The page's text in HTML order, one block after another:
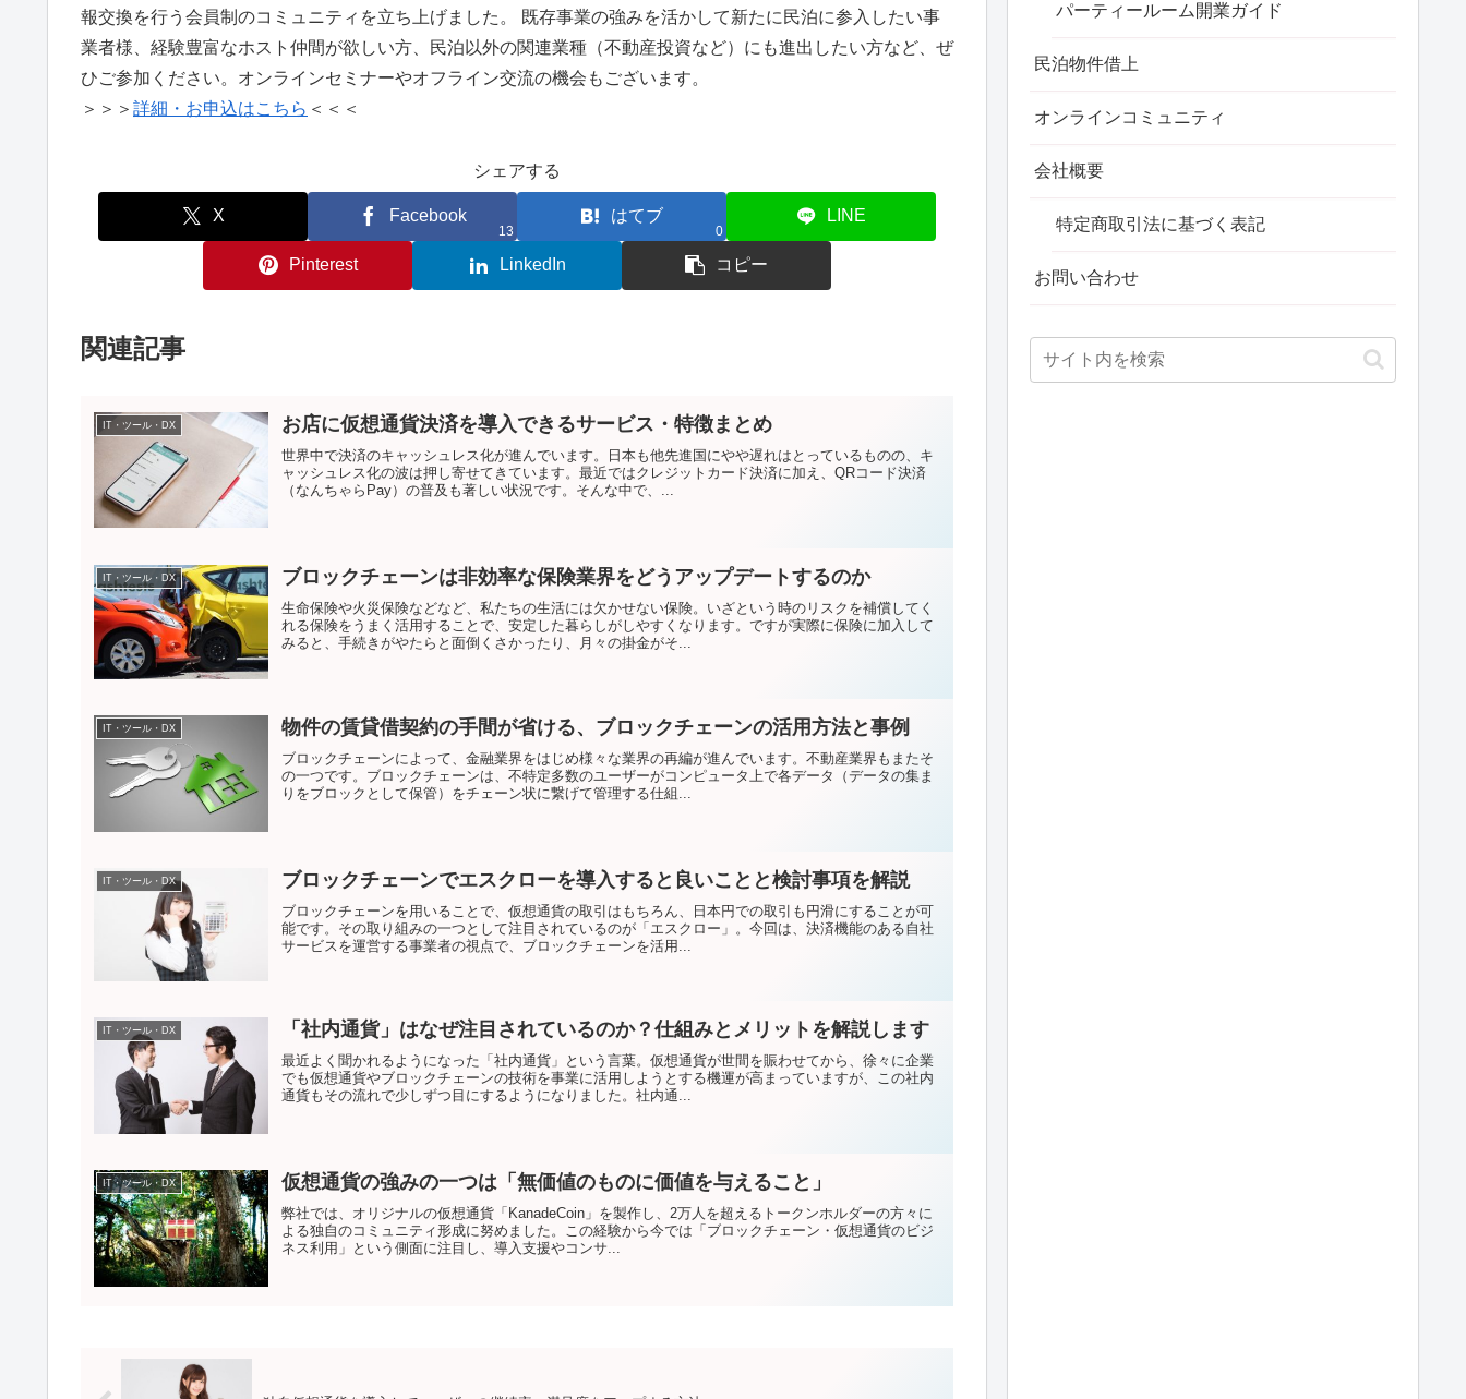
報交換を行う会員制のコミュニティを立ち上げました。 既存事業の強みを活かして新たに民泊に参入したい事
業者様、経験豊富なホスト仲間が欲しい方、民泊以外の関連業種（不動産投資など）にも進出したい方など、ぜ
ひご参加ください。オンラインセミナーやオフライン交流の機会もございます。
＞＞＞ 詳細・お申込はこちら ＜＜＜
シェアする
X Facebook
13
はてブ
0
LINE
Pinterest LinkedIn コピー
関連記事
IT・ツール・DX お店に仮想通貨決済を導入できるサービス・特徴まとめ
世界中で決済のキャッシュレス化が進んでいます。日本も他先進国にやや遅れはとっているものの、キ
ャッシュレス化の波は押し寄せてきています。最近ではクレジットカード決済に加え、QRコード決済
（なんちゃらPay）の普及も著しい状況です。そんな中で、...
IT・ツール・DX ブロックチェーンは非効率な保険業界をどうアップデートするのか
生命保険や火災保険などなど、私たちの生活には欠かせない保険。いざという時のリスクを補償してく
れる保険をうまく活用することで、安定した暮らしがしやすくなります。ですが実際に保険に加入して
みると、手続きがやたらと面倒くさかったり、月々の掛金がそ...
IT・ツール・DX 物件の賃貸借契約の手間が省ける、ブロックチェーンの活用方法と事例
ブロックチェーンによって、金融業界をはじめ様々な業界の再編が進んでいます。不動産業界もまたそ
の一つです。ブロックチェーンは、不特定多数のユーザーがコンピュータ上で各データ（データの集ま
りをブロックとして保管）をチェーン状に繋げて管理する仕組...
IT・ツール・DX ブロックチェーンでエスクローを導入すると良いことと検討事項を解説
ブロックチェーンを用いることで、仮想通貨の取引はもちろん、日本円での取引も円滑にすることが可
能です。その取り組みの一つとして注目されているのが「エスクロー」。今回は、決済機能のある自社
サービスを運営する事業者の視点で、ブロックチェーンを活用...
IT・ツール・DX 「社内通貨」はなぜ注目されているのか？仕組みとメリットを解説します
最近よく聞かれるようになった「社内通貨」という言葉。仮想通貨が世間を賑わせてから、徐々に企業
でも仮想通貨やブロックチェーンの技術を事業に活用しようとする機運が高まっていますが、この社内
通貨もその流れで少しずつ目にするようになりました。社内通...
IT・ツール・DX 仮想通貨の強みの一つは「無価値のものに価値を与えること」
弊社では、オリジナルの仮想通貨「KanadeCoin」を製作し、2万人を超えるトークンホルダーの方々に
よる独自のコミュニティ形成に努めました。この経験から今では「ブロックチェーン・仮想通貨のビジ
ネス利用」という側面に注目し、導入支援やコンサ...
パーティールーム開業ガイド
民泊物件借上
オンラインコミュニティ
会社概要
特定商取引法に基づく表記
お問い合わせ